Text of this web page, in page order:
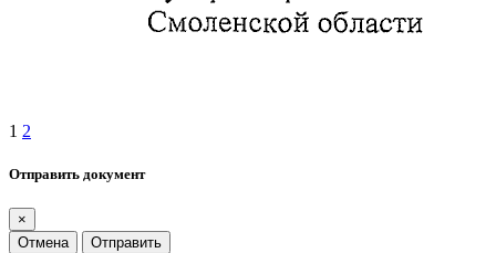
1 2
Отправить документ
×
Отмена
Отправить